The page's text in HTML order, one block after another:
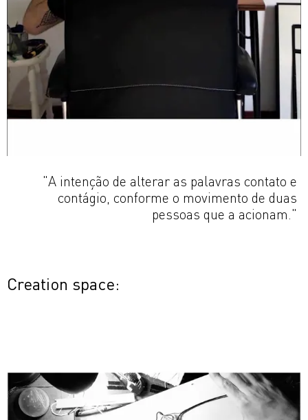
"A intenção de alterar as palavras contato e
contágio, conforme o movimento de duas
pessoas que a acionam."
Creation space: